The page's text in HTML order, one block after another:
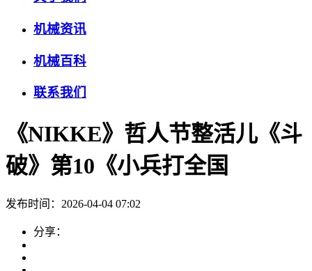
机械资讯
机械百科
联系我们
《NIKKE》哲人节整活儿《斗
破》第10《小兵打全国
发布时间：2026-04-04 07:02
分享：